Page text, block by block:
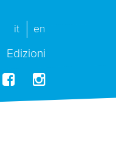
it en
Edizioni